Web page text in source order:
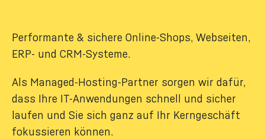
Performante & sichere Online-Shops, Webseiten,
ERP- und CRM-Systeme.
Als Managed-Hosting-Partner sorgen wir dafür,
dass Ihre IT-Anwendungen schnell und sicher
laufen und Sie sich ganz auf Ihr Kerngeschäft
fokussieren können.